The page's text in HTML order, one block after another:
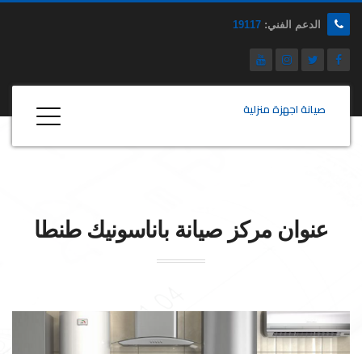
الدعم الفني: 19117
صيانة اجهزة منزلية
عنوان مركز صيانة باناسونيك طنطا